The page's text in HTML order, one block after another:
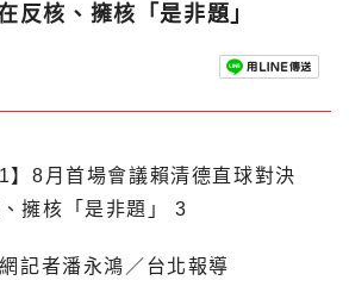
核、擁核「是非題」
記者潘永鴻／台北報導